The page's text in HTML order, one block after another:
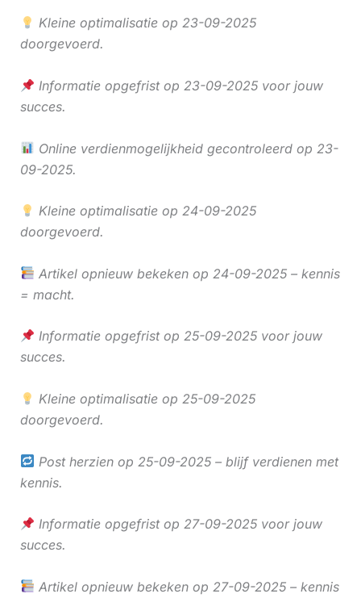
Kleine optimalisatie op 23-09-2025
doorgevoerd.
Informatie opgefrist op 23-09-2025 voor jouw
succes.
Online verdienmogelijkheid gecontroleerd op 23-
09-2025.
Kleine optimalisatie op 24-09-2025
doorgevoerd.
Artikel opnieuw bekeken op 24-09-2025 – kennis
= macht.
Informatie opgefrist op 25-09-2025 voor jouw
succes.
Kleine optimalisatie op 25-09-2025
doorgevoerd.
Post herzien op 25-09-2025 – blijf verdienen met
kennis.
Informatie opgefrist op 27-09-2025 voor jouw
succes.
Artikel opnieuw bekeken op 27-09-2025 – kennis